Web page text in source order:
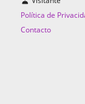
Política de
Contacto